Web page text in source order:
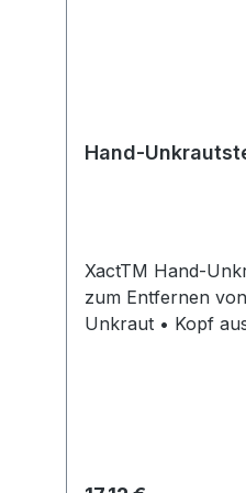
Hand-
XactTM Hand-
zum Entfernen
Unkraut • Kopf aus Edelstahl mit
einfachen